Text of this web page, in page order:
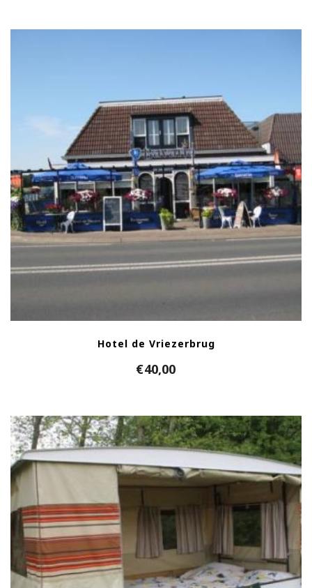
Hotel de Vriezerbrug
€40,00